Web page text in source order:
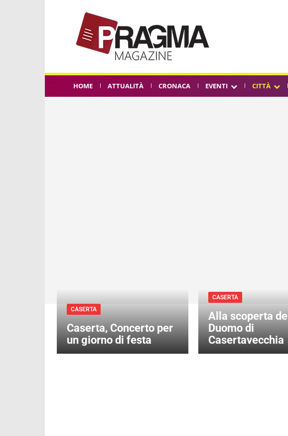
HOME ATTUALITÀ CRONACA EVENTI CITTÀ
CASERTA
Caserta, Concerto per
un giorno di festa
CASERTA
Alla scoperta del
Duomo di
Casertavecchia